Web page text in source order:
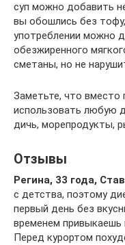
суп можно добавить
вы обошлись без
употреблении можно
обезжиренного
сметаны, но не
Заметьте, что вместо
использовать любую
дичь, морепродукты,
Отзывы
Регина, 33 года,
с детства, поэтому
первый день без
временем привыкаешь
Перед курортом